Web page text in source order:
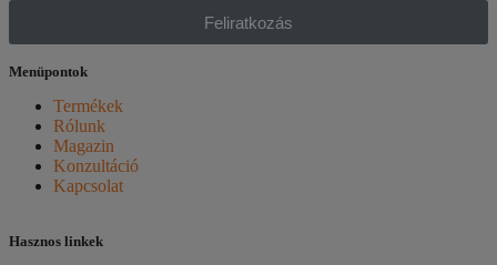
Feliratkozás
Menüpontok
Termékek
Rólunk
Magazin
Konzultáció
Kapcsolat
Hasznos linkek